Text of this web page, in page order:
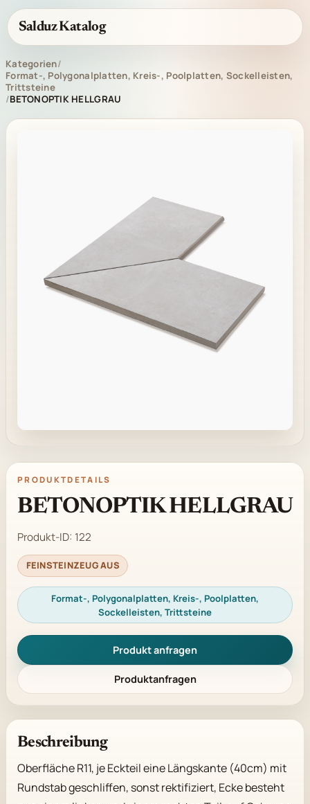
Salduz Katalog
Kategorien/
Format-, Polygonalplatten, Kreis-, Poolplatten, Sockelleisten,
Trittsteine
/BETONOPTIK HELLGRAU
PRODUKTDETAILS
BETONOPTIK HELLGRAU
Produkt-ID: 122
FEINSTEINZEUG AUS
Format-, Polygonalplatten, Kreis-, Poolplatten,
Sockelleisten, Trittsteine
Produkt anfragen
Produktanfragen
Beschreibung
Oberfläche R11, je Eckteil eine Längskante (40cm) mit
Rundstab geschliffen, sonst rektifiziert, Ecke besteht